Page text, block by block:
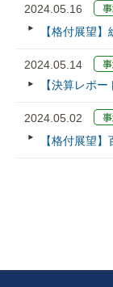
2024.05.16
【格付展望
2024.05.14
【決算レポ
2024.05.02
【格付展望】